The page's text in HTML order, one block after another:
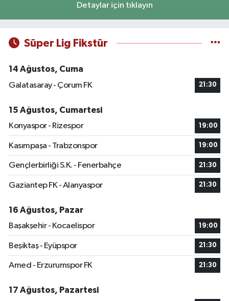
Detaylar için tıklayın
Süper Lig Fikstür
14 Ağustos, Cuma
Galatasaray - Çorum FK
21:30
15 Ağustos, Cumartesi
Konyaspor - Rizespor
19:00
Kasımpaşa - Trabzonspor 19:00
Gençlerbirliği S.K. - Fenerbahçe 21:30
Gaziantep FK - Alanyaspor 21:30
16 Ağustos, Pazar
Başakşehir - Kocaelispor
19:00
Beşiktaş - Eyüpspor 21:30
Amed - Erzurumspor FK 21:30
17 Ağustos, Pazartesi